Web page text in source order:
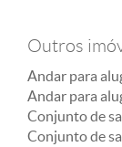
Outros
Andar para
Andar para
Conjunto de
Conjunto de